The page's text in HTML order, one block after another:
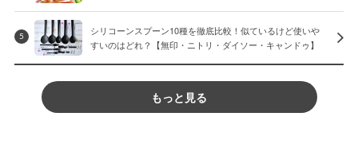
5
シリコーンスプーン10種を徹底比較！似ているけど使いや
すいのはどれ？【無印・ニトリ・ダイソー・キャンドゥ】
もっと見る